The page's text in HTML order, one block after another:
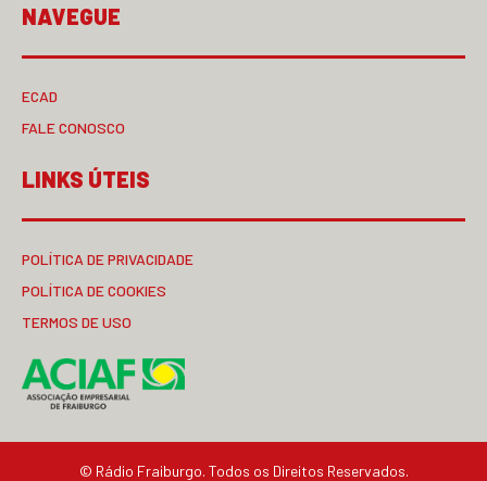
NAVEGUE
ECAD
FALE CONOSCO
LINKS ÚTEIS
POLÍTICA DE PRIVACIDADE
POLÍTICA DE COOKIES
TERMOS DE USO
© Rádio Fraiburgo. Todos os Direitos Reservados.